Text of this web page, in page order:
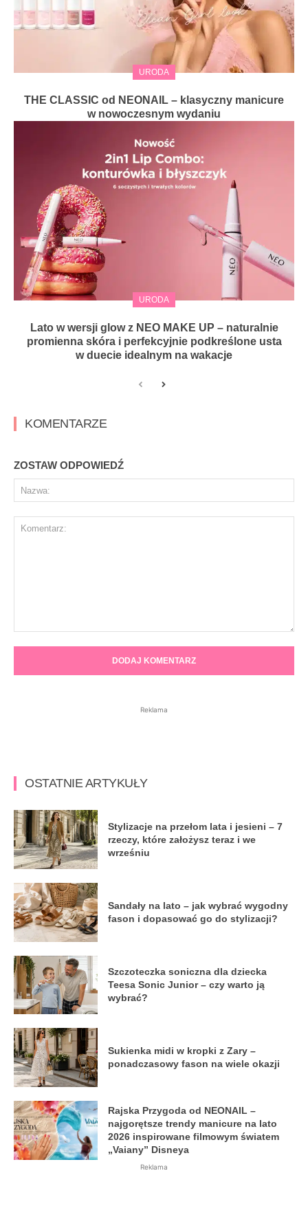
URODA
THE CLASSIC od NEONAIL – klasyczny manicure
w nowoczesnym wydaniu
URODA
Lato w wersji glow z NEO MAKE UP – naturalnie
promienna skóra i perfekcyjnie podkreślone usta
w duecie idealnym na wakacje
KOMENTARZE
ZOSTAW ODPOWIEDŹ
Reklama
OSTATNIE ARTYKUŁY
Stylizacje na przełom lata i jesieni – 7
rzeczy, które założysz teraz i we
wrześniu
Sandały na lato – jak wybrać wygodny
fason i dopasować go do stylizacji?
Szczoteczka soniczna dla dziecka
Teesa Sonic Junior – czy warto ją
wybrać?
Sukienka midi w kropki z Zary –
ponadczasowy fason na wiele okazji
Rajska Przygoda od NEONAIL –
najgorętsze trendy manicure na lato
2026 inspirowane filmowym światem
„Vaiany” Disneya
Reklama